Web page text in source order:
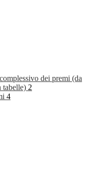
dei premi (da
tabelle) 2
4